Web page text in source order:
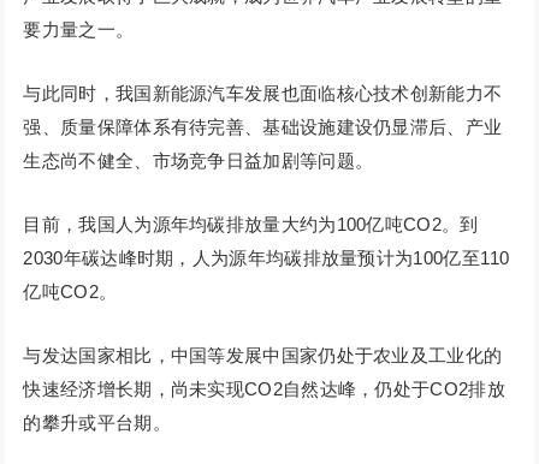
要力量之一。
与此同时，我国新能源汽车发展也面临核心技术创新能力不
强、质量保障体系有待完善、基础设施建设仍显滞后、产业
生态尚不健全、市场竞争日益加剧等问题。
目前，我国人为源年均碳排放量大约为100亿吨CO2。到
2030年碳达峰时期，人为源年均碳排放量预计为100亿至110
亿吨CO2。
与发达国家相比，中国等发展中国家仍处于农业及工业化的
快速经济增长期，尚未实现CO2自然达峰，仍处于CO2排放
的攀升或平台期。